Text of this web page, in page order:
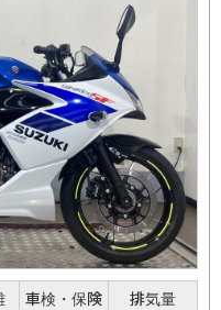
車検・保険
排気量